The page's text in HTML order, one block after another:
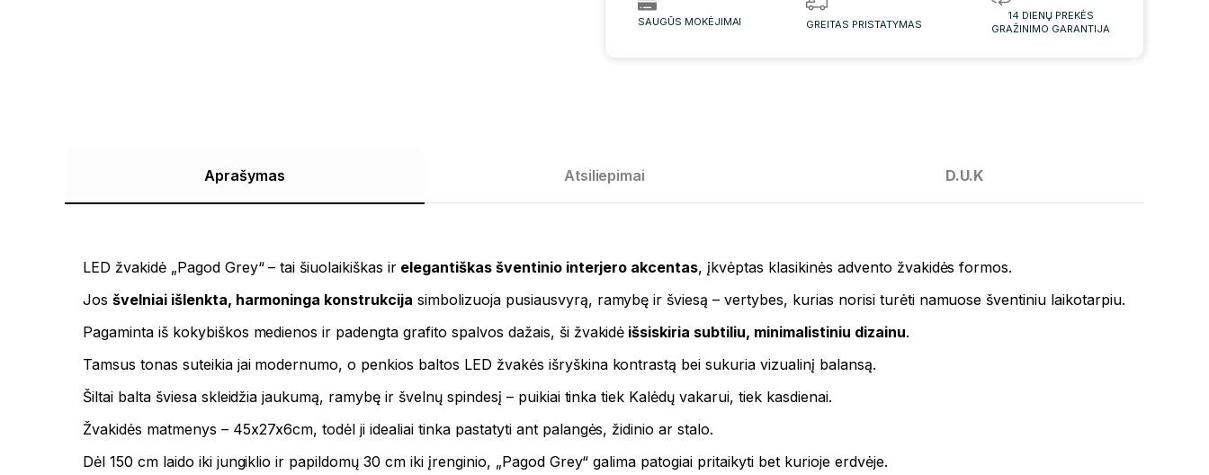
SAUGŪS MOKĖJIMAI GREITAS PRISTATYMAS
14 DIENŲ PREKĖS
GRAŽINIMO GARANTIJA
Aprašymas Atsiliepimai D.U.K
LED žvakidė „Pagod Grey“ – tai šiuolaikiškas ir elegantiškas šventinio interjero akcentas, įkvėptas klasikinės advento žvakidės formos.
Jos švelniai išlenkta, harmoninga konstrukcija simbolizuoja pusiausvyrą, ramybę ir šviesą – vertybes, kurias norisi turėti namuose šventiniu laikotarpiu.
Pagaminta iš kokybiškos medienos ir padengta grafito spalvos dažais, ši žvakidė išsiskiria subtiliu, minimalistiniu dizainu.
Tamsus tonas suteikia jai modernumo, o penkios baltos LED žvakės išryškina kontrastą bei sukuria vizualinį balansą.
Šiltai balta šviesa skleidžia jaukumą, ramybę ir švelnų spindesį – puikiai tinka tiek Kalėdų vakarui, tiek kasdienai.
Žvakidės matmenys – 45x27x6cm, todėl ji idealiai tinka pastatyti ant palangės, židinio ar stalo.
Dėl 150 cm laido iki jungiklio ir papildomų 30 cm iki įrenginio, „Pagod Grey“ galima patogiai pritaikyti bet kurioje erdvėje.